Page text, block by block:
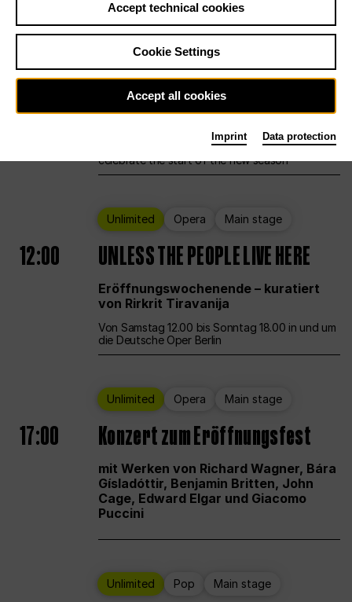
Sat29.8.
Ballet Main stage Staatsballett Berlin
12:00 Eröffnungswochenende
Deutsche Oper Berlin opens its doors to
celebrate the start of the new season
Unlimited Opera Main stage
12:00 UNLESS THE PEOPLE LIVE HERE
Eröffnungswochenende – kuratiert
von Rirkrit Tiravanija
Von Samstag 12.00 bis Sonntag 18.00 in und um
die Deutsche Oper Berlin
Unlimited Opera Main stage
17:00 Konzert zum Eröffnungsfest
mit Werken von Richard Wagner, Bára
Gísladóttir, Benjamin Britten, John
Cage, Edward Elgar und Giacomo
Puccini
Unlimited Pop Main stage
Accept technical cookies
Cookie Settings
Accept all cookies
Imprint Data protection